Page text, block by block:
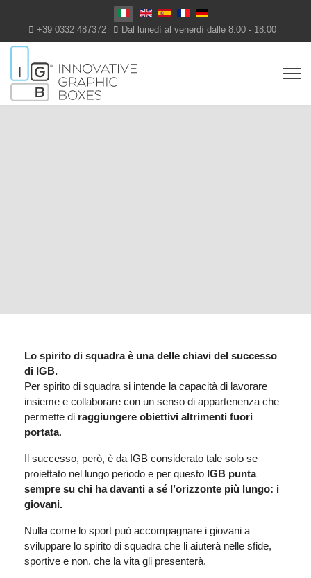
Seleziona la tua lingua
+39 0332 487372 Dal lunedì al venerdì dalle 8:00 - 18:00
Lo spirito di squadra è una delle chiavi del successo
di IGB.
Per spirito di squadra si intende la capacità di lavorare
insieme e collaborare con un senso di appartenenza che
permette di raggiungere obiettivi altrimenti fuori
portata.
Il successo, però, è da IGB considerato tale solo se
proiettato nel lungo periodo e per questo IGB punta
sempre su chi ha davanti a sé l’orizzonte più lungo: i
giovani.
Nulla come lo sport può accompagnare i giovani a
sviluppare lo spirito di squadra che li aiuterà nelle sfide,
sportive e non, che la vita gli presenterà.